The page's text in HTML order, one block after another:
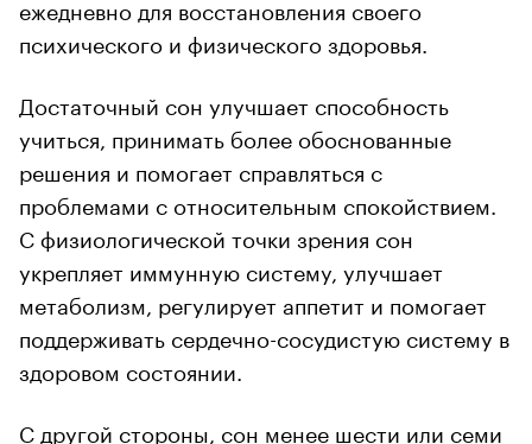
ежедневно для восстановления своего
психического и физического здоровья.
Достаточный сон улучшает способность
учиться, принимать более обоснованные
решения и помогает справляться с
проблемами с относительным спокойствием.
С физиологической точки зрения сон
укрепляет иммунную систему, улучшает
метаболизм, регулирует аппетит и помогает
поддерживать сердечно-сосудистую систему в
здоровом состоянии.
С другой стороны, сон менее шести или семи